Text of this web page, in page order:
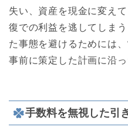
失い、資産を現金に変え
復での利益を逃してしま
た事態を避けるためには
事前に策定した計画に沿っ
手数料を無視した引